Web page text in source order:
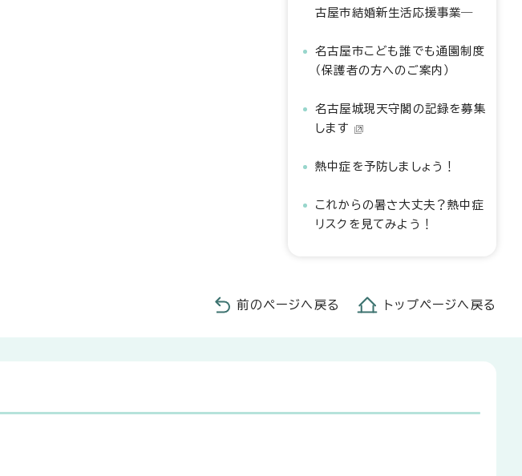
古屋市結婚新生活応援事業―
名古屋市こども誰でも通園制度
（保護者の方へのご案内）
名古屋城現天守閣の記録を募集
します
熱中症を予防しましょう！
これからの暑さ大丈夫？熱中症
リスクを見てみよう！
前のページへ戻る トップページへ戻る